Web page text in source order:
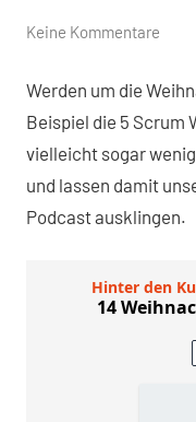
von
Saladino
23.
2022
Keine Kommentare
Werden um die
Beispiel die 5 Scrum
vielleicht sogar
und lassen damit
Podcast ausklingen.